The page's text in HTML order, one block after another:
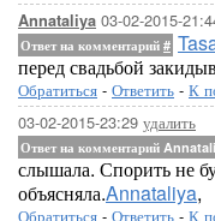
Annataliya 03-02-2015-
Ответ на комментарий #
перед свадьбой
Обратиться - Ответить - К
03-02-2015-23:29 удалить
Ответ на комментарий
слышала. Спорить не
объясняла.Annataliya,
Обратиться - Ответить - К